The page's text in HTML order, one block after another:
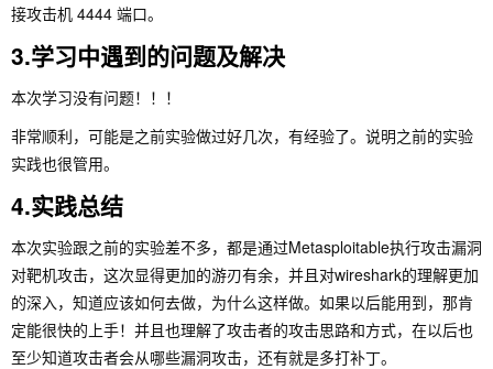
接攻击机 4444 端口。
3.学习中遇到的问题及解决
本次学习没有问题！！！
非常顺利，可能是之前实验做过好几次，有经验了。说明之前的实验
实践也很管用。
4.实践总结
本次实验跟之前的实验差不多，都是通过Metasploitable执行攻击漏洞
对靶机攻击，这次显得更加的游刃有余，并且对wireshark的理解更加
的深入，知道应该如何去做，为什么这样做。如果以后能用到，那肯
定能很快的上手！并且也理解了攻击者的攻击思路和方式，在以后也
至少知道攻击者会从哪些漏洞攻击，还有就是多打补丁。